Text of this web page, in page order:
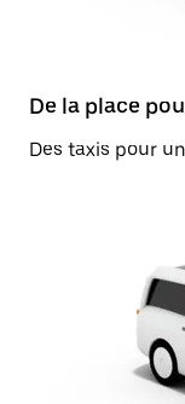
De la place
Des taxis pour